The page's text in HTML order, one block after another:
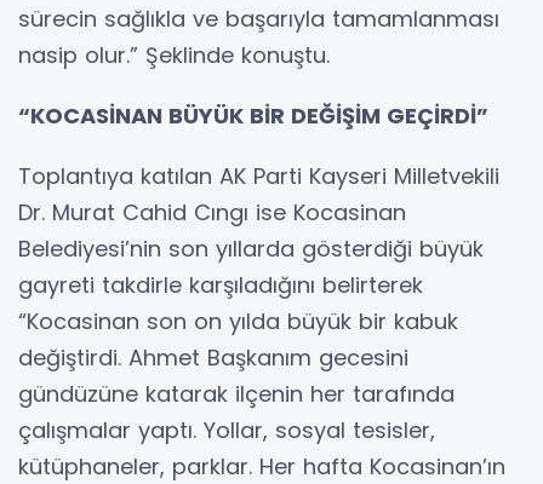
sürecin sağlıkla ve başarıyla tamamlanması
nasip olur.” Şeklinde konuştu.
“KOCASİNAN BÜYÜK BİR DEĞİŞİM GEÇİRDİ”
Toplantıya katılan AK Parti Kayseri Milletvekili
Dr. Murat Cahid Cıngı ise Kocasinan
Belediyesi’nin son yıllarda gösterdiği büyük
gayreti takdirle karşıladığını belirterek
“Kocasinan son on yılda büyük bir kabuk
değiştirdi. Ahmet Başkanım gecesini
gündüzüne katarak ilçenin her tarafında
çalışmalar yaptı. Yollar, sosyal tesisler,
kütüphaneler, parklar. Her hafta Kocasinan’ın